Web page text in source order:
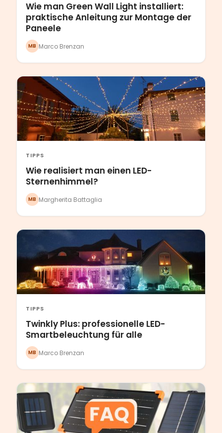
Wie man Green Wall Light installiert:
praktische Anleitung zur Montage der
Paneele
MB Marco Brenzan
TIPPS
Wie realisiert man einen LED-
Sternenhimmel?
MB Margherita Battaglia
TIPPS
Twinkly Plus: professionelle LED-
Smartbeleuchtung für alle
MB Marco Brenzan